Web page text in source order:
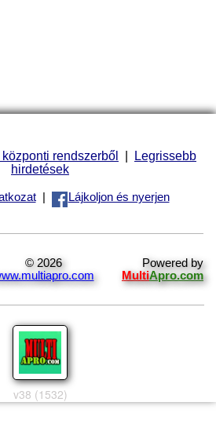
rendszerből | Legrissebb
hirdetések
| Lájkoljon és nyerjen
© 2026
Powered by
MultiApro.com
v38 (1532)